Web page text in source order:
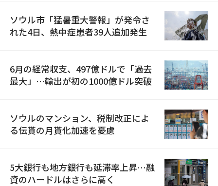
ソウル市「猛暑重大警報」が発令さ
れた4日、熱中症患者39人追加発生
6月の経常収支、497億ドルで「過去
最大」…輸出が初の1000億ドル突破
ソウルのマンション、税制改正によ
る伝貰の月貰化加速を憂慮
5大銀行も地方銀行も延滞率上昇…融
資のハードルはさらに高く